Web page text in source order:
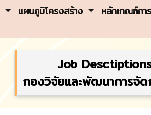
แผนภูมิโครงสร้าง หลักเกณฑ์กา
Job
กองวิจัยและพัฒนาการจัด